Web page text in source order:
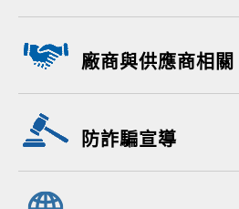
廠商與供應商相關
防詐騙宣導